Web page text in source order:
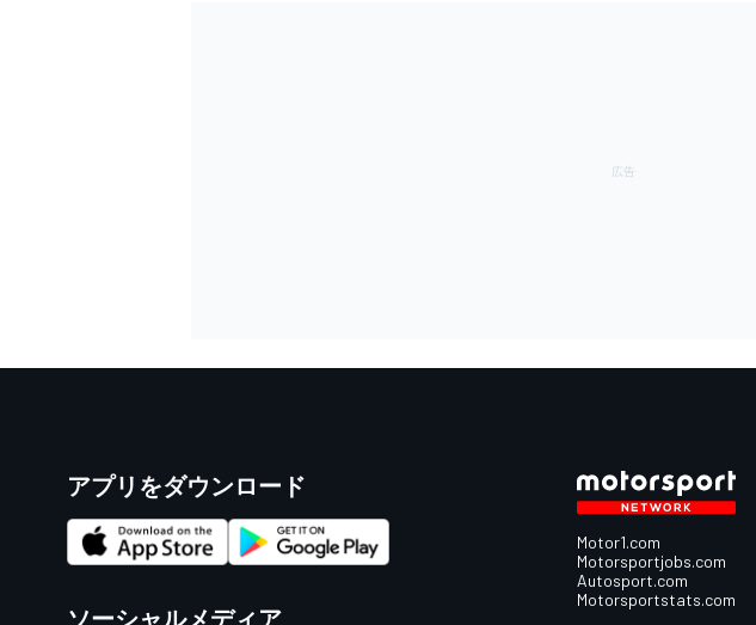
アプリをダウンロード
ソーシャルメディア
Motor1.com
Motorsportjobs.com
Autosport.com
Motorsportstats.com